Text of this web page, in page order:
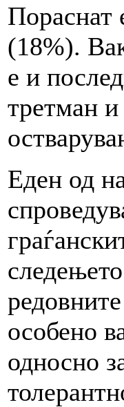
Пораснат
(18%).
е и
третман
Еден од
особено
односно